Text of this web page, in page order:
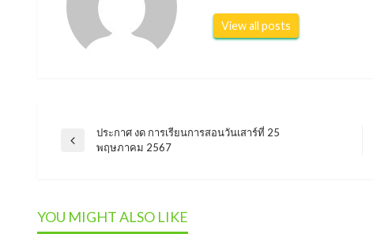
View all posts
แนะแนว
Previous
ประกาศ งด การเรียนการสอนวันเสาร์ที่ 25
พฤษภาคม 2567
YOU MIGHT ALSO LIKE